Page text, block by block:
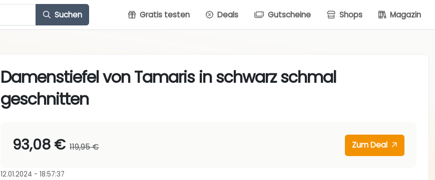
Suchen Gratis testen Deals Gutscheine Shops Magazin
Damenstiefel von Tamaris in schwarz schmal
geschnitten
93,08 € 119,95 € Zum Deal
12.01.2024 - 18:57:37